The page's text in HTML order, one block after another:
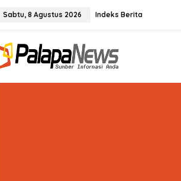
Sabtu, 8 Agustus 2026 Indeks Berita